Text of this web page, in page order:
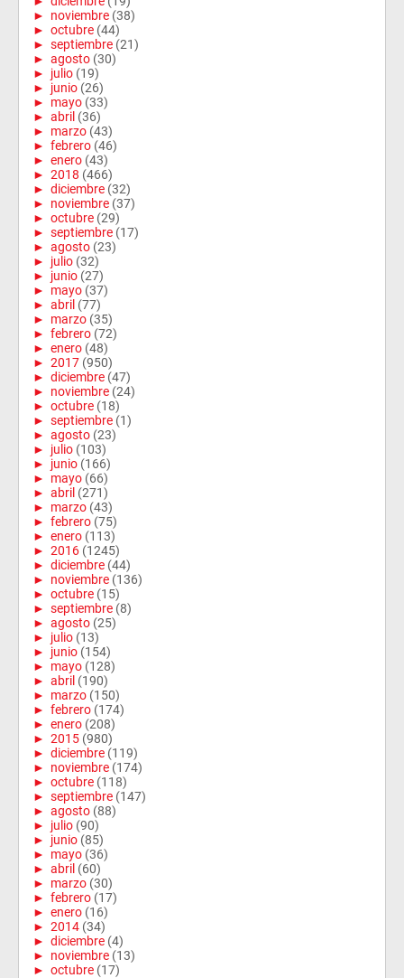
► noviembre (38)
► octubre (44)
► septiembre (21)
► agosto (30)
► julio (19)
► junio (26)
► mayo (33)
► abril (36)
► marzo (43)
► febrero (46)
► enero (43)
► 2018 (466)
► diciembre (32)
► noviembre (37)
► octubre (29)
► septiembre (17)
► agosto (23)
► julio (32)
► junio (27)
► mayo (37)
► abril (77)
► marzo (35)
► febrero (72)
► enero (48)
► 2017 (950)
► diciembre (47)
► noviembre (24)
► octubre (18)
► septiembre (1)
► agosto (23)
► julio (103)
► junio (166)
► mayo (66)
► abril (271)
► marzo (43)
► febrero (75)
► enero (113)
► 2016 (1245)
► diciembre (44)
► noviembre (136)
► octubre (15)
► septiembre (8)
► agosto (25)
► julio (13)
► junio (154)
► mayo (128)
► abril (190)
► marzo (150)
► febrero (174)
► enero (208)
► 2015 (980)
► diciembre (119)
► noviembre (174)
► octubre (118)
► septiembre (147)
► agosto (88)
► julio (90)
► junio (85)
► mayo (36)
► abril (60)
► marzo (30)
► febrero (17)
► enero (16)
► 2014 (34)
► diciembre (4)
► noviembre (13)
► octubre (17)